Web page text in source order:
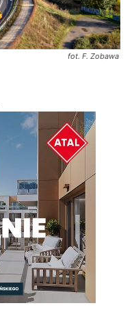
fot. F. Zobawa